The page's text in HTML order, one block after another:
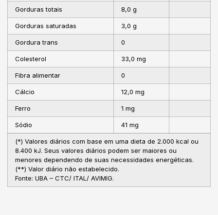
Gorduras totais 8,0 g
Gorduras saturadas 3,0 g
Gordura trans 0
Colesterol 33,0 mg
Fibra alimentar 0
Cálcio 12,0 mg
Ferro 1 mg
Sódio 41 mg
(*) Valores diários com base em uma dieta de 2.000 kcal ou
8.400 kJ. Seus valores diários podem ser maiores ou
menores dependendo de suas necessidades energéticas.
(**) Valor diário não estabelecido.
Fonte: UBA – CTC/ ITAL/ AVIMIG.